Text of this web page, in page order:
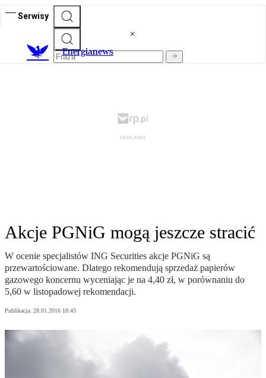
Serwisy
Energianews
Akcje PGNiG mogą jeszcze stracić
W ocenie specjalistów ING Securities akcje PGNiG są
przewartościowane. Dlatego rekomendują sprzedaż papierów
gazowego koncernu wyceniając je na 4,40 zł, w porównaniu do
5,60 w listopadowej rekomendacji.
Publikacja: 28.01.2016 18:43